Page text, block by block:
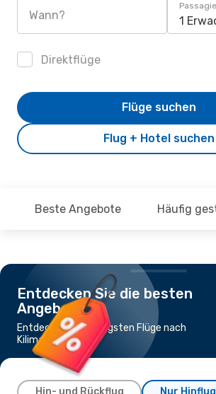
Wann? 1
Direktflüge
Flug + Hotel suchen
Flüge suchen
Beste Angebote Häufig
Entdecken Sie die besten
Angebote
Entdecke die günstigsten Flüge nach
Kilimanjaro
Hin- und Rückflug Nur Hinflug